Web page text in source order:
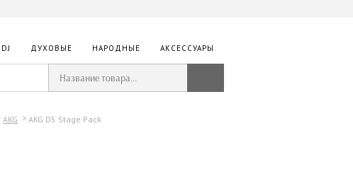
DJ ДУХОВЫЕ НАРОДНЫЕ АКСЕССУАРЫ
AKG AKG D5 Stage Pack